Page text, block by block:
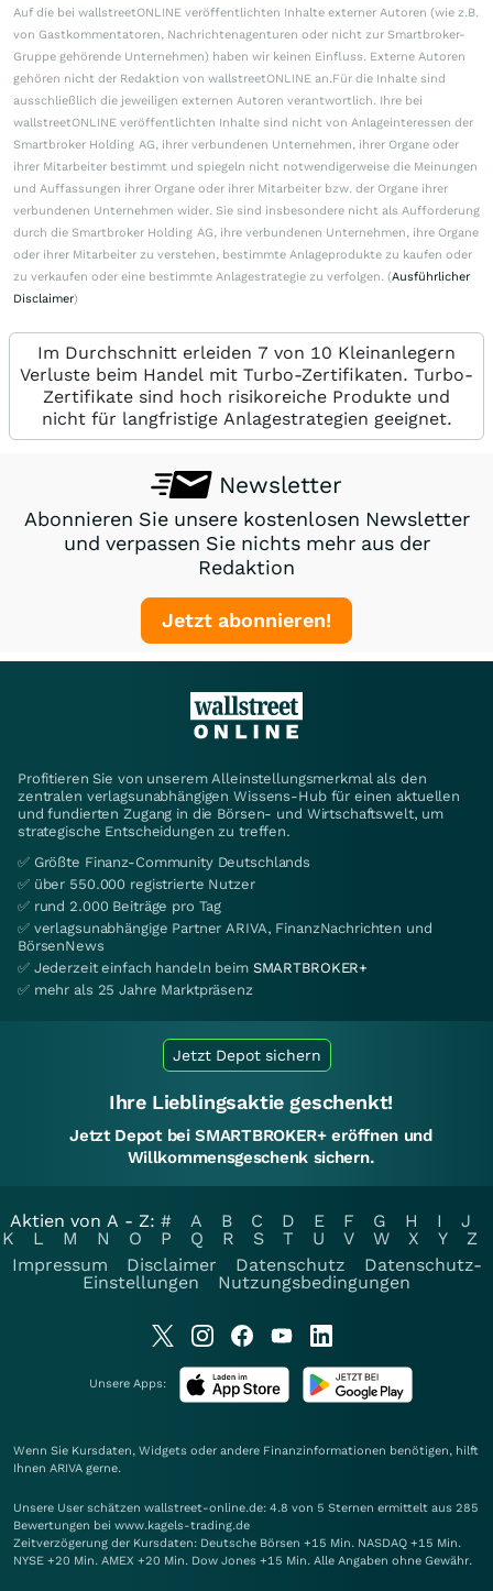
Auf die bei wallstreetONLINE veröffentlichten Inhalte externer Autoren (wie z.B.
von Gastkommentatoren, Nachrichtenagenturen oder nicht zur Smartbroker-
Gruppe gehörende Unternehmen) haben wir keinen Einfluss. Externe Autoren
gehören nicht der Redaktion von wallstreetONLINE an.Für die Inhalte sind
ausschließlich die jeweiligen externen Autoren verantwortlich. Ihre bei
wallstreetONLINE veröffentlichten Inhalte sind nicht von Anlageinteressen der
Smartbroker Holding AG, ihrer verbundenen Unternehmen, ihrer Organe oder
ihrer Mitarbeiter bestimmt und spiegeln nicht notwendigerweise die Meinungen
und Auffassungen ihrer Organe oder ihrer Mitarbeiter bzw. der Organe ihrer
verbundenen Unternehmen wider. Sie sind insbesondere nicht als Aufforderung
durch die Smartbroker Holding AG, ihre verbundenen Unternehmen, ihre Organe
oder ihrer Mitarbeiter zu verstehen, bestimmte Anlageprodukte zu kaufen oder
zu verkaufen oder eine bestimmte Anlagestrategie zu verfolgen. (Ausführlicher
Disclaimer)
Im Durchschnitt erleiden 7 von 10 Kleinanlegern
Verluste beim Handel mit Turbo-Zertifikaten. Turbo-
Zertifikate sind hoch risikoreiche Produkte und
nicht für langfristige Anlagestrategien geeignet.
Newsletter
Abonnieren Sie unsere kostenlosen Newsletter
und verpassen Sie nichts mehr aus der
Redaktion
Jetzt abonnieren!
Profitieren Sie von unserem Alleinstellungsmerkmal als den
zentralen verlagsunabhängigen Wissens-Hub für einen aktuellen
und fundierten Zugang in die Börsen- und Wirtschaftswelt, um
strategische Entscheidungen zu treffen.
✅ Größte Finanz-Community Deutschlands
✅ über 550.000 registrierte Nutzer
✅ rund 2.000 Beiträge pro Tag
✅ verlagsunabhängige Partner ARIVA, FinanzNachrichten und
BörsenNews
✅ Jederzeit einfach handeln beim SMARTBROKER+
✅ mehr als 25 Jahre Marktpräsenz
Jetzt Depot sichern
Ihre Lieblingsaktie geschenkt!
Jetzt Depot bei SMARTBROKER+ eröffnen und
Willkommensgeschenk sichern.
Aktien von A - Z: # A B C D E F G H I
J
K
L M N O P Q R S T U V W X Y
Z
Impressum
Disclaimer Datenschutz
Datenschutz-
Einstellungen
Nutzungsbedingungen
Unsere Apps:
Wenn Sie Kursdaten, Widgets oder andere Finanzinformationen benötigen, hilft
Ihnen ARIVA gerne.
Unsere User schätzen wallstreet-online.de: 4.8 von 5 Sternen ermittelt aus 285
Bewertungen bei www.kagels-trading.de
Zeitverzögerung der Kursdaten: Deutsche Börsen +15 Min. NASDAQ +15 Min.
NYSE +20 Min. AMEX +20 Min. Dow Jones +15 Min. Alle Angaben ohne Gewähr.